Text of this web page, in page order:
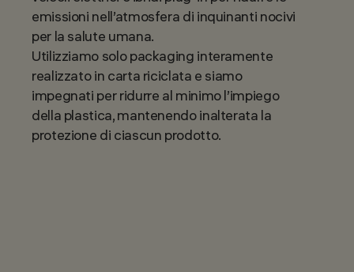
emissioni nell’atmosfera di inquinanti nocivi
per la salute umana.
Utilizziamo solo packaging interamente
realizzato in carta riciclata e siamo
impegnati per ridurre al minimo l’impiego
della plastica, mantenendo inalterata la
protezione di ciascun prodotto.